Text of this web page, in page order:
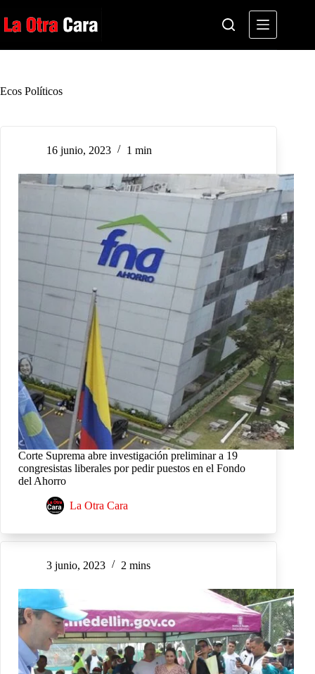
al
contenido
Ecos Políticos
16 junio, 2023 1 min
Corte Suprema abre investigación preliminar a 19
congresistas liberales por pedir puestos en el Fondo
del Ahorro
La Otra Cara
3 junio, 2023 2 mins